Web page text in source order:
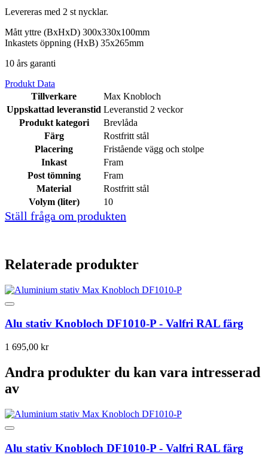
Levereras med 2 st nycklar.
Mått yttre (BxHxD) 300x330x100mm
Inkastets öppning (HxB) 35x265mm
10 års garanti
Produkt Data
Tillverkare
Max Knobloch
Uppskattad leveranstid Leveranstid 2 veckor
Produkt kategori
Brevlåda
Färg
Rostfritt stål
Placering
Fristående vägg och stolpe
Inkast
Fram
Post tömning
Fram
Material
Rostfritt stål
Volym (liter)
10
Ställ fråga om produkten
Relaterade produkter
Alu stativ Knobloch DF1010-P - Valfri RAL färg
1 695,00 kr
Andra produkter du kan vara intresserad
av
Alu stativ Knobloch DF1010-P - Valfri RAL färg